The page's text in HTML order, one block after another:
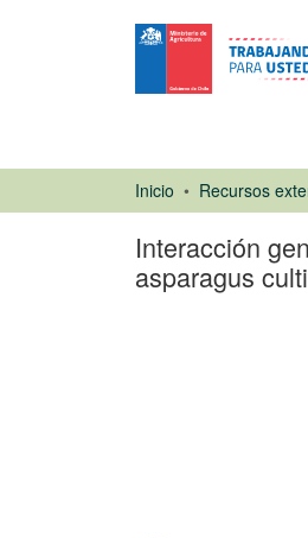
Inicio Recursos
Interacción
asparagus